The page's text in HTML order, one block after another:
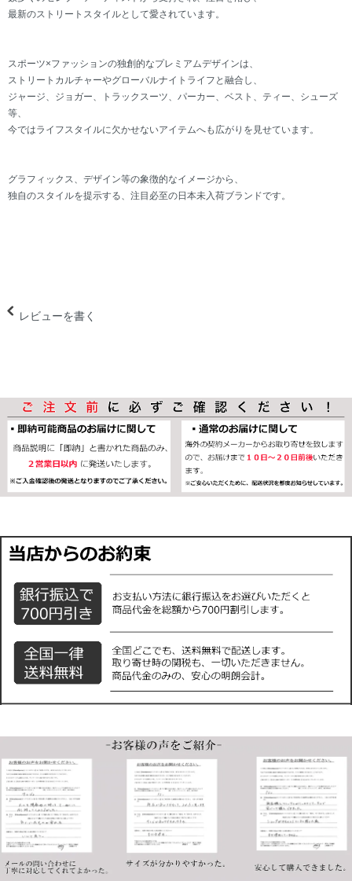
最新のストリートスタイルとして愛されています。
スポーツ×ファッションの独創的なプレミアムデザインは、
ストリートカルチャーやグローバルナイトライフと融合し、
ジャージ、ジョガー、トラックスーツ、パーカー、ベスト、ティー、シューズ
等、
今ではライフスタイルに欠かせないアイテムへも広がりを見せています。
グラフィックス、デザイン等の象徴的なイメージから、
独自のスタイルを提示する、注目必至の日本未入荷ブランドです。
レビューを書く